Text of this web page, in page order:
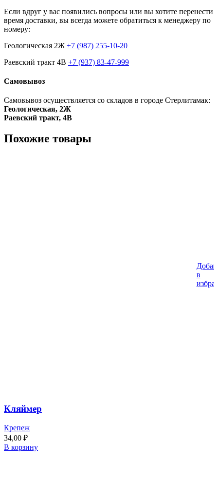
Если вдруг у вас появились вопросы или вы хотите перенести
время доставки, вы всегда можете обратиться к менеджеру по
номеру:
Геологическая 2Ж +7 (987) 255-10-20
Раевский тракт 4В +7 (937) 83-47-999
Самовывоз
Самовывоз осуществляется со складов в городе Стерлитамак:
Геологическая, 2Ж
Раевский тракт, 4В
Похожие товары
в
Кляймер
Крепеж
34,00 ₽
В корзину